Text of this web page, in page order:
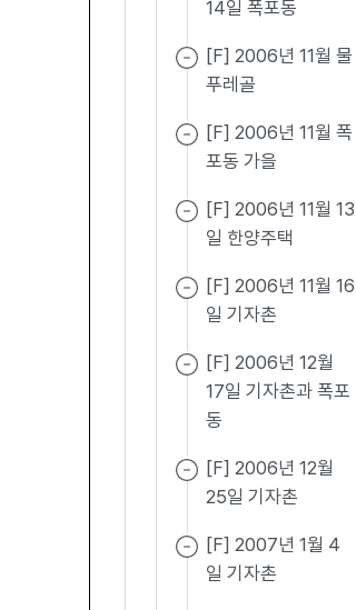
14일 폭포동
[F] 2006년 11월 물
푸레골
[F] 2006년 11월 폭
포동 가을
[F] 2006년 11월 13
일 한양주택
[F] 2006년 11월 16
일 기자촌
[F] 2006년 12월
17일 기자촌과 폭포
동
[F] 2006년 12월
25일 기자촌
[F] 2007년 1월 4
일 기자촌